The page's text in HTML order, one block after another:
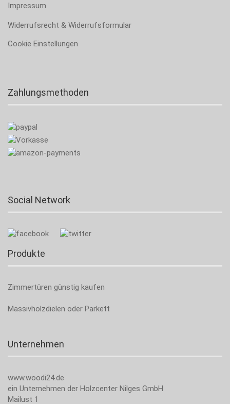
Impressum
Widerrufsrecht & Widerrufsformular
Cookie Einstellungen
Zahlungsmethoden
Social Network
Produkte
Zimmertüren günstig kaufen
Massivholzdielen oder Parkett
Unternehmen
www.woodi24.de
ein Unternehmen der Holzcenter Nilges GmbH
Mailust 1